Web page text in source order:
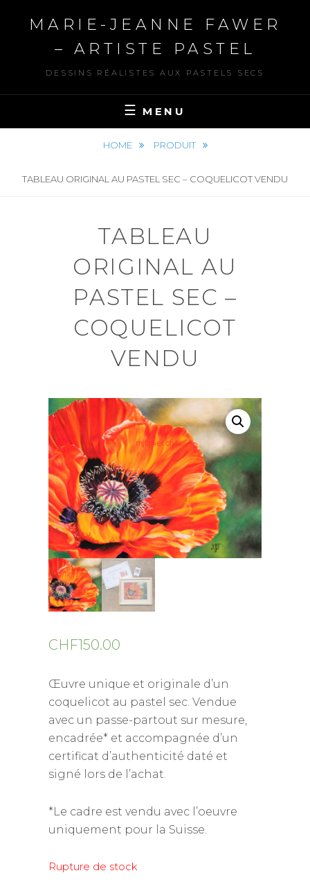
MARIE-JEANNE FAWER
– ARTISTE PASTEL
DESSINS RÉALISTES AUX PASTELS SECS
MENU
HOME PRODUIT
TABLEAU ORIGINAL AU PASTEL SEC – COQUELICOT VENDU
TABLEAU
ORIGINAL AU
PASTEL SEC –
COQUELICOT
VENDU
CHF150.00
Œuvre unique et originale d’un
coquelicot au pastel sec. Vendue
avec un passe-partout sur mesure,
encadrée* et accompagnée d’un
certificat d’authenticité daté et
signé lors de l’achat.
*Le cadre est vendu avec l’oeuvre
uniquement pour la Suisse.
Rupture de stock